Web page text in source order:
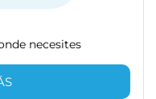
necesites